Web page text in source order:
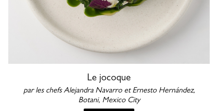
Le jocoque
par les chefs Alejandra Navarro et Ernesto Hernández,
Botani, Mexico City